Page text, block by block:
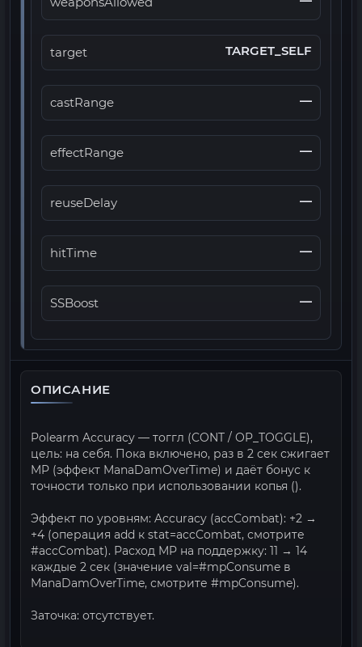
target TARGET_SELF
castRange —
effectRange —
reuseDelay —
hitTime —
SSBoost —
ОПИСАНИЕ
Polearm Accuracy — тоггл (CONT / OP_TOGGLE),
цель: на себя. Пока включено, раз в 2 сек сжигает
MP (эффект ManaDamOverTime) и даёт бонус к
точности только при использовании копья ().
Эффект по уровням: Accuracy (accCombat): +2 →
+4 (операция add к stat=accCombat, смотрите
#accCombat). Расход MP на поддержку: 11 → 14
каждые 2 сек (значение val=#mpConsume в
ManaDamOverTime, смотрите #mpConsume).
Заточка: отсутствует.